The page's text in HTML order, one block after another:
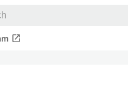
open_in_new